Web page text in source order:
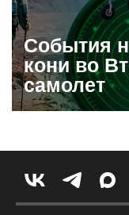
События
кони во
самолет